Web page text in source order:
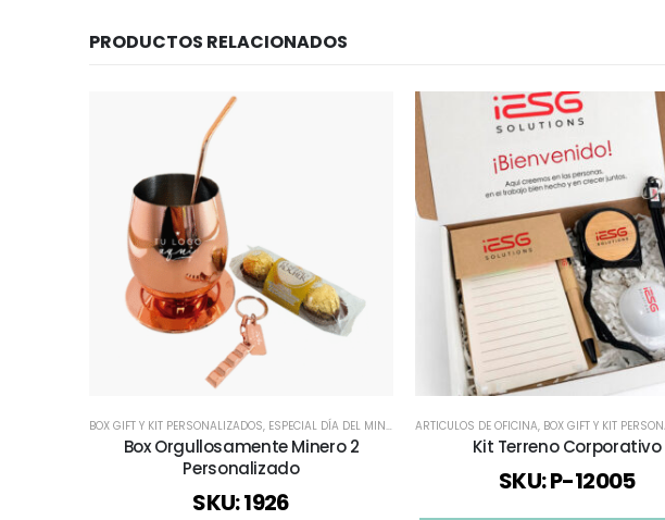
PRODUCTOS RELACIONADOS
BOX GIFT Y KIT PERSONALIZADOS, ESPECIAL DÍA DEL MINERO REGALOS COBRIZADOS, REGALOS PREMIUM,
Box Orgullosamente Minero 2
Personalizado
SKU: 1926
ARTICULOS DE OFICINA, BOX GIFT Y KIT
Kit Terreno Corporativo
SKU: P-12005